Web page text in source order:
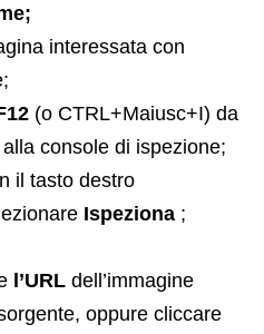
interessata con
(o CTRL+Maiusc+I) da
console di ispezione;
il tasto destro
Ispeziona ;
l’URL dell’immagine
oppure cliccare